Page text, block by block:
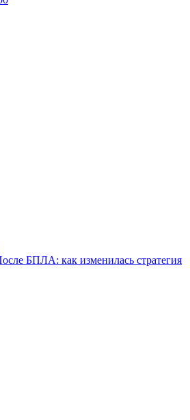
БПЛА: как изменилась стратегия